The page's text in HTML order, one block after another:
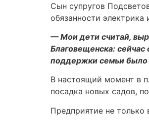
Сын супругов
обязанности
— Мои дети считай,
Благовещенска:
поддержки семьи было
В настоящий момент в
посадка новых садов,
Предприятие не